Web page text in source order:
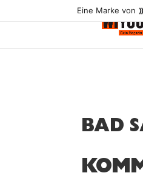
Eine Marke von
BAD